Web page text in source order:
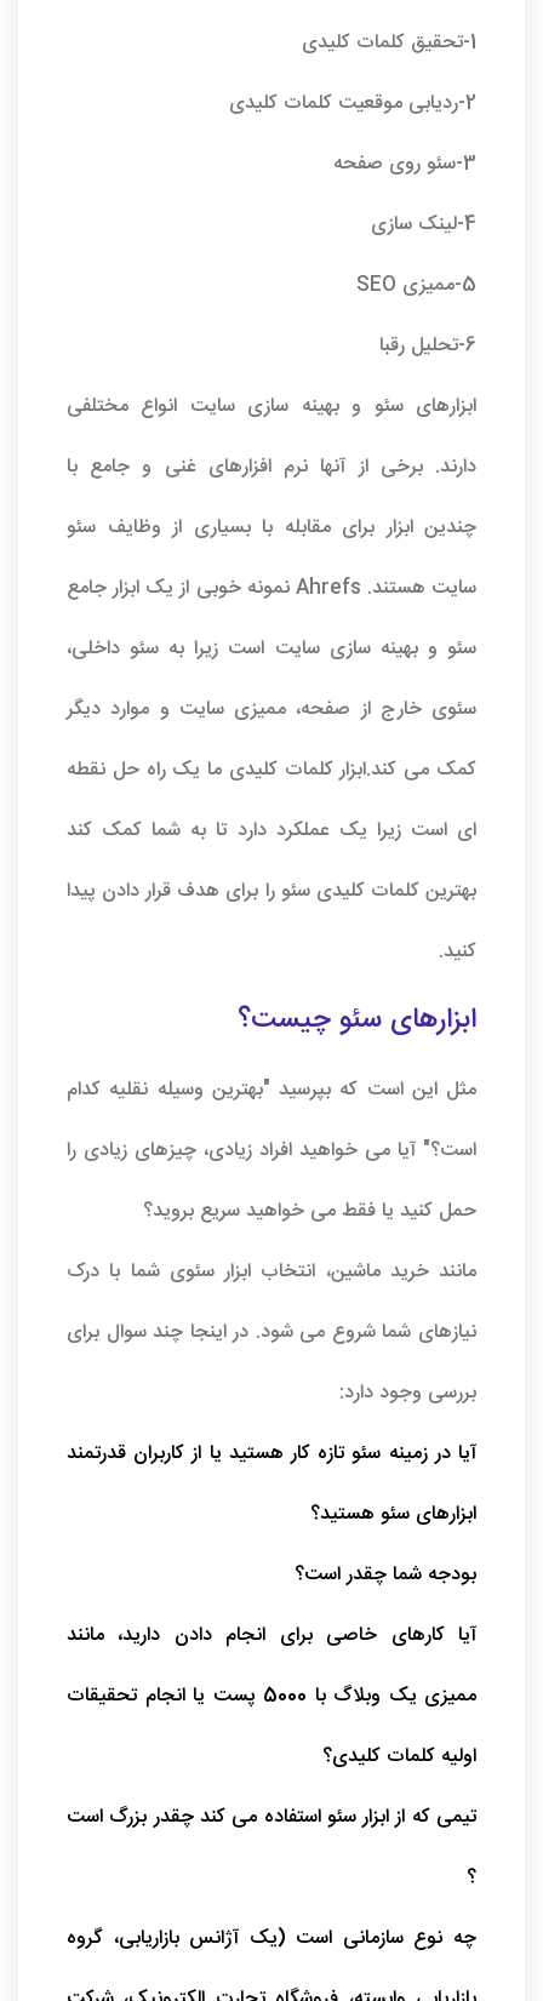
1-تحقیق کلمات کلیدی
2-ردیابی موقعیت کلمات کلیدی
3-سئو روی صفحه
4-لینک سازی
5-ممیزی SEO
6-تحلیل رقبا
ابزارهای سئو و بهینه سازی سایت انواع مختلفی
دارند. برخی از آنها نرم افزارهای غنی و جامع با
چندین ابزار برای مقابله با بسیاری از وظایف سئو
سایت هستند. Ahrefs نمونه خوبی از یک ابزار جامع
سئو و بهینه سازی سایت است زیرا به سئو داخلی،
سئوی خارج از صفحه، ممیزی سایت و موارد دیگر
کمک می کند.ابزار کلمات کلیدی ما یک راه حل نقطه
ای است زیرا یک عملکرد دارد تا به شما کمک کند
بهترین کلمات کلیدی سئو را برای هدف قرار دادن پیدا
کنید.
ابزارهای سئو چیست؟
مثل این است که بپرسید "بهترین وسیله نقلیه کدام
است؟" آیا می خواهید افراد زیادی، چیزهای زیادی را
حمل کنید یا فقط می خواهید سریع بروید؟
مانند خرید ماشین، انتخاب ابزار سئوی شما با درک
نیازهای شما شروع می شود. در اینجا چند سوال برای
بررسی وجود دارد:
آیا در زمینه سئو تازه کار هستید یا از کاربران قدرتمند
ابزارهای سئو هستید؟
بودجه شما چقدر است؟
آیا کارهای خاصی برای انجام دادن دارید، مانند
ممیزی یک وبلاگ با 5000 پست یا انجام تحقیقات
اولیه کلمات کلیدی؟
تیمی که از ابزار سئو استفاده می کند چقدر بزرگ است
؟
چه نوع سازمانی است (یک آژانس بازاریابی، گروه